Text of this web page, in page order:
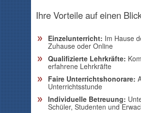
Ihre Vorteile auf einen
Einzelunterricht: Im Hause
Zuhause oder Online
Qualifizierte Lehrkräfte:
erfahrene Lehrkräfte
Faire Unterrichtshonorare:
Unterrichtsstunde
Individuelle Betreuung:
Schüler, Studenten und